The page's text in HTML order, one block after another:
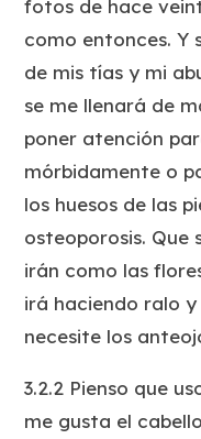
fotos de hace
como entonces. Y
de mis tías y mi
se me llenará de
poner atención
mórbidamente o
los huesos de las
osteoporosis. Que
irán como las
irá haciendo ralo
necesite los
3.2.2 Pienso que
me gusta el